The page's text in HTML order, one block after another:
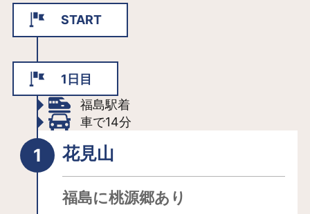
START
1日目
福島駅着
車で14分
花見山
福島に桃源郷あり